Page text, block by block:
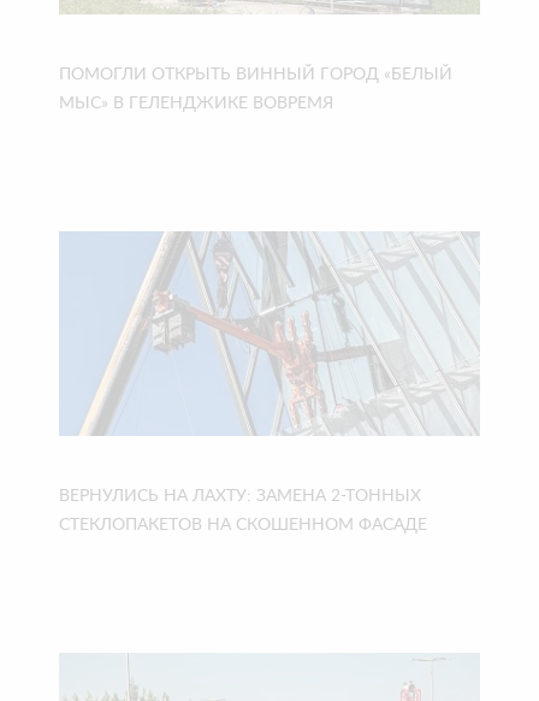
ПОМОГЛИ ОТКРЫТЬ ВИННЫЙ ГОРОД «БЕЛЫЙ
МЫС» В ГЕЛЕНДЖИКЕ ВОВРЕМЯ
ВЕРНУЛИСЬ НА ЛАХТУ: ЗАМЕНА 2-ТОННЫХ
СТЕКЛОПАКЕТОВ НА СКОШЕННОМ ФАСАДЕ